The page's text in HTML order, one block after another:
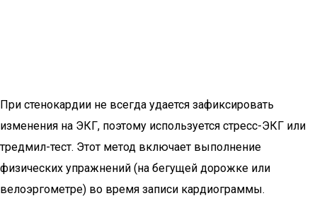
При стенокардии не всегда удается зафиксировать
изменения на ЭКГ, поэтому используется стресс-ЭКГ или
тредмил-тест. Этот метод включает выполнение
физических упражнений (на бегущей дорожке или
велоэргометре) во время записи кардиограммы.